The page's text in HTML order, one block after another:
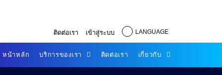
ติดต่อเรา เข้าสู่ระบบ LANGUAGE
หน้าหลัก บริการของเรา ติดต่อเรา เกี่ยวกับ